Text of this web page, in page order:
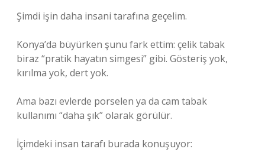
Şimdi işin daha insani tarafına geçelim.
Konya’da büyürken şunu fark ettim: çelik tabak
biraz “pratik hayatın simgesi” gibi. Gösteriş yok,
kırılma yok, dert yok.
Ama bazı evlerde porselen ya da cam tabak
kullanımı “daha şık” olarak görülür.
İçimdeki insan tarafı burada konuşuyor: